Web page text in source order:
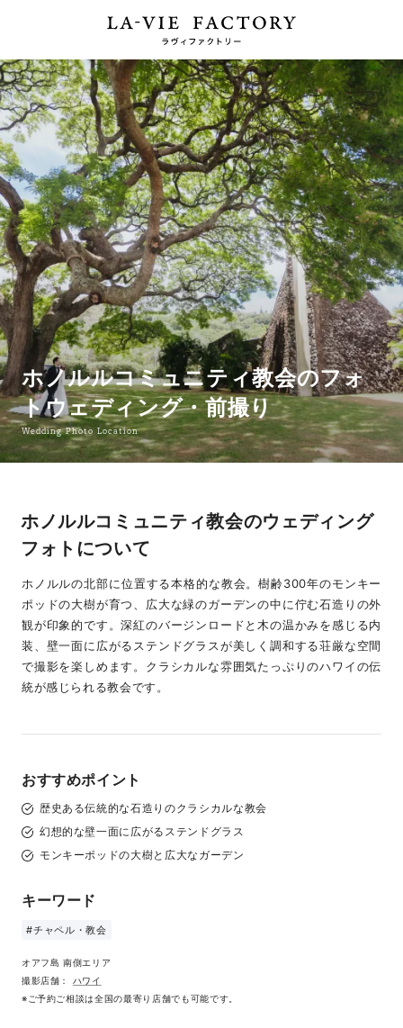
ホノルルコミュニティ教会のフォ
トウェディング・前撮り
Wedding Photo Location
ホノルルコミュニティ教会のウェディング
フォトについて
ホノルルの北部に位置する本格的な教会。樹齢300年のモンキー
ポッドの大樹が育つ、広大な緑のガーデンの中に佇む石造りの外
観が印象的です。深紅のバージンロードと木の温かみを感じる内
装、壁一面に広がるステンドグラスが美しく調和する荘厳な空間
で撮影を楽しめます。クラシカルな雰囲気たっぷりのハワイの伝
統が感じられる教会です。
おすすめポイント
歴史ある伝統的な石造りのクラシカルな教会
幻想的な壁一面に広がるステンドグラス
モンキーポッドの大樹と広大なガーデン
キーワード
#チャペル・教会
オアフ島 南側エリア
撮影店舗： ハワイ
※ご予約ご相談は全国の最寄り店舗でも可能です。